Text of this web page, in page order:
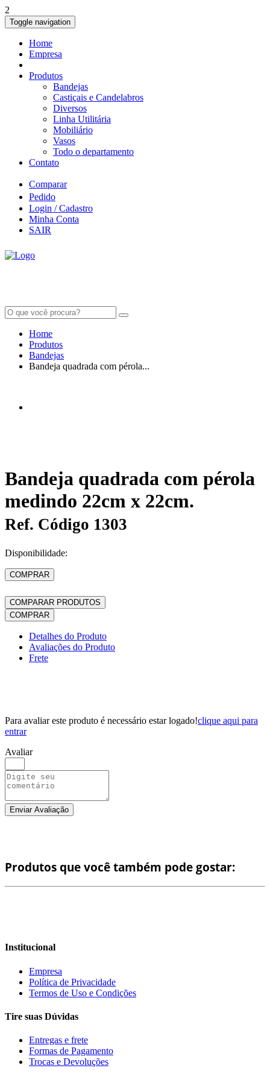
2
Toggle navigation
Home
Empresa
Produtos
Bandejas
Castiçais e Candelabros
Diversos
Linha Utilitária
Mobiliário
Vasos
Todo o departamento
Contato
Comparar
Pedido
Login / Cadastro
Minha Conta
SAIR
Home
Produtos
Bandejas
Bandeja quadrada com pérola...
Bandeja quadrada com pérola
medindo 22cm x 22cm.
Ref. Código 1303
Disponibilidade:
COMPRAR
COMPARAR PRODUTOS
COMPRAR
Detalhes do Produto
Avaliações do Produto
Frete
Para avaliar este produto é necessário estar logado!clique aqui para
entrar
Avaliar
Enviar Avaliação
Produtos que você também pode gostar:
Institucional
Empresa
Política de Privacidade
Termos de Uso e Condições
Tire suas Dúvidas
Entregas e frete
Formas de Pagamento
Trocas e Devoluções